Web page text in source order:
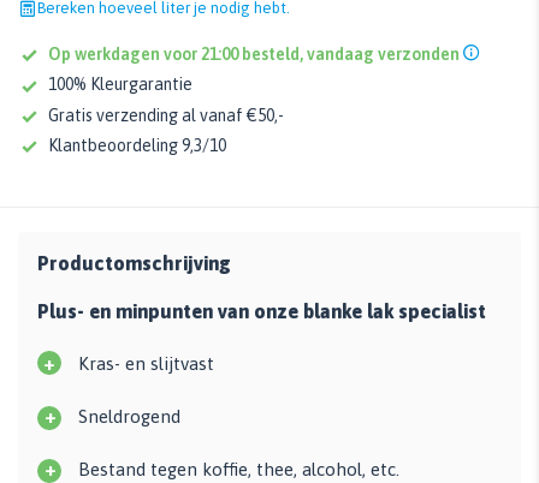
Bereken hoeveel liter je nodig hebt.
Op werkdagen voor 21:00 besteld, vandaag verzonden
100% Kleurgarantie
Gratis verzending al vanaf €50,-
Klantbeoordeling 9,3/10
Productomschrijving
Plus- en minpunten van onze blanke lak specialist
+ Kras- en slijtvast
+ Sneldrogend
+ Bestand tegen koffie, thee, alcohol, etc.